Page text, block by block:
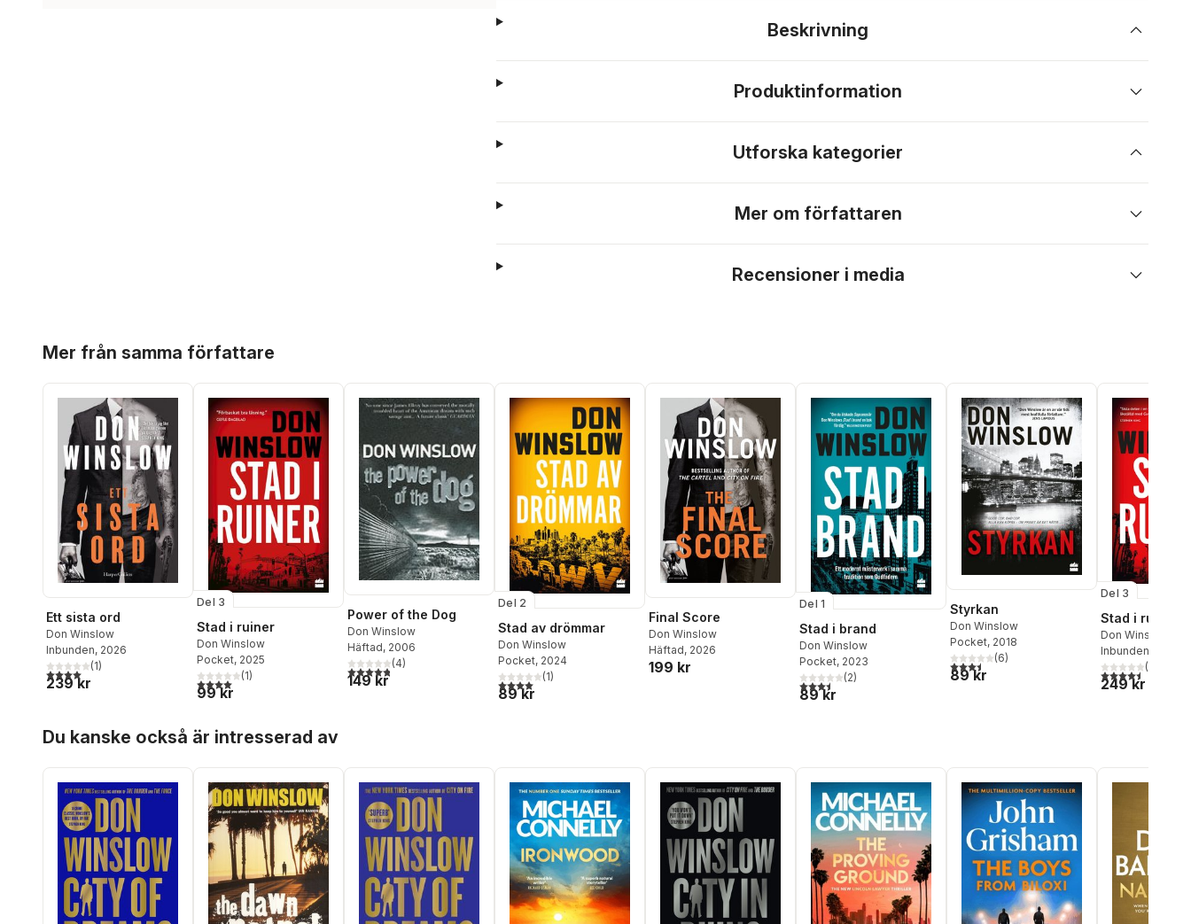
Beskrivning
Produktinformation
Utforska kategorier
Mer om författaren
Recensioner i media
Mer från samma författare
Ett sista ord
Don Winslow
Inbunden, 2026
4,0utav 5 stjärnor. Totalt antal röster:
(1)
239 kr
Del 3
Stad i ruiner
Don Winslow
Pocket, 2025
4,0utav 5 stjärnor. Totalt antal röster:
(1)
99 kr
Power of the Dog
Don Winslow
Häftad, 2006
4,8utav 5 stjärnor. Totalt antal röster:
(4)
149 kr
Del 2
Stad av drömmar
Don Winslow
Pocket, 2024
4,0utav 5 stjärnor. Totalt antal röster:
(1)
89 kr
Final Score
Don Winslow
Häftad, 2026
199 kr
Del 1
Stad i brand
Don Winslow
Pocket, 2023
3,5utav 5 stjärnor. Totalt antal röster:
(2)
89 kr
Styrkan
Don Winslow
Pocket, 2018
3,5utav 5 stjärnor. Totalt antal röster:
(6)
89 kr
Del 3
Stad i ruiner
Don Winslow
Inbunden
4,5utav 5(
249 kr
Du kanske också är intresserad av